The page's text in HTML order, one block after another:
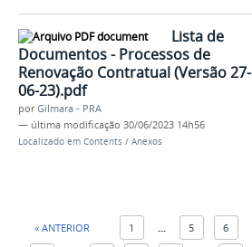
Lista de
Documentos - Processos de
Renovação Contratual (Versão 27-
06-23).pdf
porGilmara - PRA
— última modificação 30/06/2023 14h56
Localizado em Contents / Anexos
« ANTERIOR 1 ... 5 6